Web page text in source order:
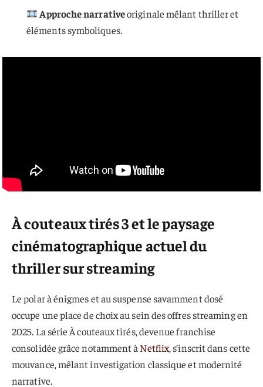
Approche narrativeoriginale mêlant thriller et
éléments symboliques.
À couteaux tirés 3 et le paysage
cinématographique actuel du
thriller sur streaming
Le polar à énigmes et au suspense savamment dosé
occupe une place de choix au sein des offres streaming en
2025. La série À couteaux tirés, devenue franchise
consolidée grâce notamment à Netflix, s’inscrit dans cette
mouvance, mêlant investigation classique et modernité
narrative.